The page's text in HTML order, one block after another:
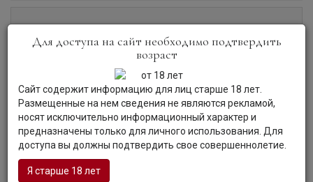
Органолептические характеристики:
Вино ярко-золотистого цвета.
Аромат:Вино отличается свежим ароматом, сотканным
из нот спелых садовых и цитрусовых фруктов,
смешанных с цветочными и минеральными тонами.
Вкус:Вкус вина богатый, насыщенный, полный, сочный,
изысканный, сбалансированный, плотный, живой, с
оттенками спелых желтых яблок, лимонной цедры,
грейпфрута, жимолости и минералов, энергичной
Для доступа на сайт необходимо подтвердить
возраст
Сайт содержит информацию для лиц старше 18 лет.
Размещенные на нем сведения не являются рекламой,
носят исключительно информационный характер и
предназначены только для личного использования. Для
доступа вы должны подтвердить свое совершеннолетие.
Я старше 18 лет